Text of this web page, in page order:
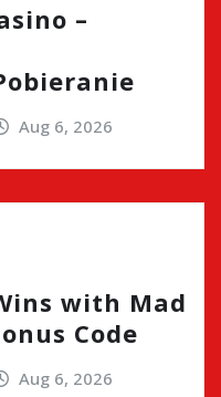
–
Aug 6, 2026
with Mad
Code
Aug 6, 2026